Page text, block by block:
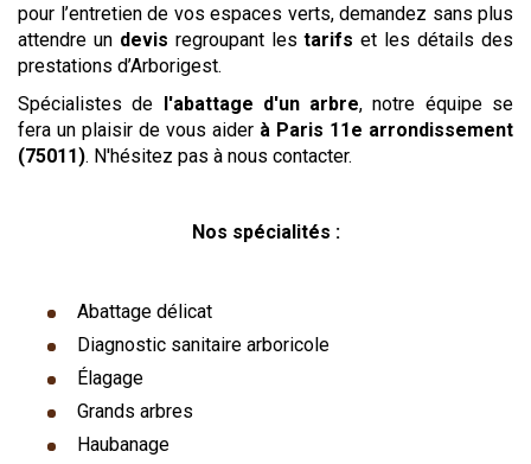
pour l’entretien de vos espaces verts, demandez sans plus
attendre un devis regroupant lestarifs et les détails des
prestations d’Arborigest.
Spécialistes de l'abattage d'un arbre, notre équipe se
fera un plaisir de vous aider à Paris 11e arrondissement
(75011). N'hésitez pas à nous contacter.
Nos spécialités :
Abattage délicat
Diagnostic sanitaire arboricole
Élagage
Grands arbres
Haubanage